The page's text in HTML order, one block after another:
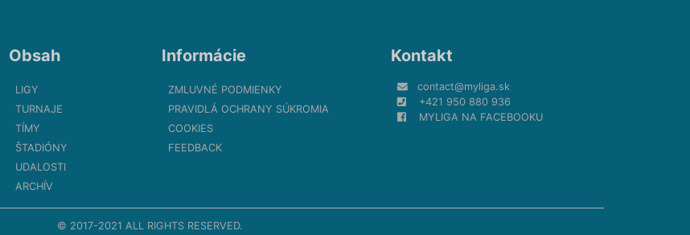
Obsah
LIGY
TURNAJE
TÍMY
ŠTADIÓNY
UDALOSTI
ARCHÍV
Informácie
ZMLUVNÉ PODMIENKY
PRAVIDLÁ OCHRANY SÚKROMIA
COOKIES
FEEDBACK
Kontakt
contact@myliga.sk
+421 950 880 936
MYLIGA NA FACEBOOKU
© 2017-2021 ALL RIGHTS RESERVED.